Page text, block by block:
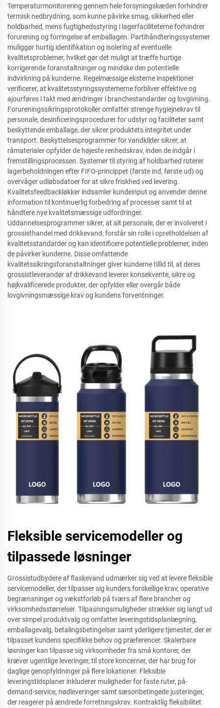
Temperaturmonitorering gennem hele forsyningskæden forhindrer
termisk nedbrydning, som kunne påvirke smag, sikkerhed eller
holdbarhed, mens fugtighedsstyring i lagerfaciliteterne forhindrer
forurening og forringelse af emballagen. Partihåndteringssystemer
muliggør hurtig identifikation og isolering af eventuelle
kvalitetsproblemer, hvilket gør det muligt at træffe hurtige
korrigerende foranstaltninger og mindske den potentielle
indvirkning på kunderne. Regelmæssige eksterne inspektioner
verificerer, at kvalitetsstyringssystemerne forbliver effektive og
ajourføres i takt med ændringer i branchestandarder og lovgivning.
Forureningssikringsprotokoller omfatter strenge hygiejnekrav til
personale, desinficeringsprocedurer for udstyr og faciliteter samt
beskyttende emballage, der sikrer produktets integritet under
transport. Beskyttelsesprogrammer for vandkilder sikrer, at
råmaterialer opfylder de højeste renhedskrav, inden de indgår i
fremstillingsprocessen. Systemer til styring af holdbarhed roterer
lagerbeholdningen efter FIFO-princippet (første ind, første ud) og
overvåger udløbsdatoer for at sikre friskhed ved levering.
Kvalitetsfeedbackløkker indsamler kundeinput og anvender denne
information til kontinuerlig forbedring af processer samt til at
håndtere nye kvalitetsmæssige udfordringer.
Uddannelsesprogrammer sikrer, at alt personale, der er involveret i
grossisthandel med drikkevand, forstår sin rolle i opretholdelsen af
kvalitetsstandarder og kan identificere potentielle problemer, inden
de påvirker kunderne. Disse omfattende
kvalitetssikringsforanstaltninger giver kunderne tillid til, at deres
grossistleverandør af drikkevand leverer konsekvente, sikre og
højkvalificerede produkter, der opfylder eller overgår både
lovgivningsmæssige krav og kundens forventninger.
Fleksible servicemodeller og
tilpassede løsninger
Grossistudbydere af flaskevand udmærker sig ved at levere fleksible
servicemodeller, der tilpasser sig kunders forskellige krav, operative
begrænsninger og vækstforløb på tværs af flere brancher og
virksomhedsstørrelser. Tilpasningsmuligheder strækker sig langt ud
over simpel produktvalg og omfatter leveringstidsplanlægning,
emballagevalg, betalingsbetingelser samt yderligere tjenester, der er
tilpasset kundens specifikke behov og præferencer. Skalerbare
løsninger kan tilpasse sig virksomheder fra små kontorer, der
kræver ugentlige leveringer, til store koncerner, der har brug for
daglige genopfyldninger på flere lokationer. Fleksible
leveringstidsplaner inkluderer muligheder for faste ruter, på-
demand-service, nødleveringer samt sæsonbetingede justeringer,
der reagerer på ændrede forretningskrav. Kontraktlig fleksibilitet